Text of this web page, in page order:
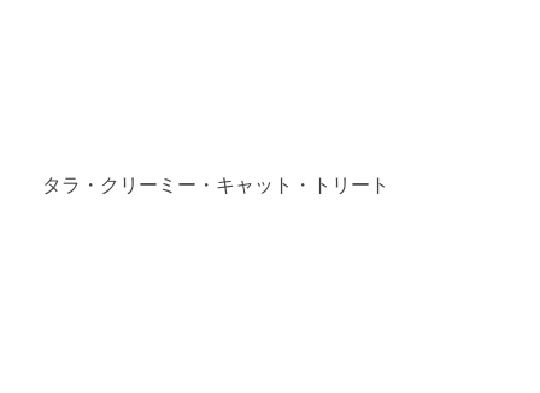
タラ・クリーミー・キャット・トリート